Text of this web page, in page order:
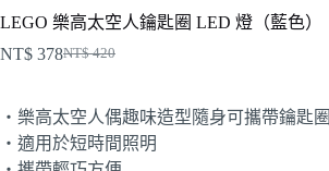
LEGO 樂高太空人鑰匙圈 LED 燈（藍色）
NT$420
價
格：
NT$ 378
價
格：
・樂高太空人偶趣味造型隨身可攜帶鑰匙圈
・適用於短時間照明